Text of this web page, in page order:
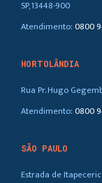
SP, 13448-900
Atendimento:0800
HORTOLÂNDIA
Rua Pr. Hugo
Atendimento:0800
SÃO PAULO
Estrada de